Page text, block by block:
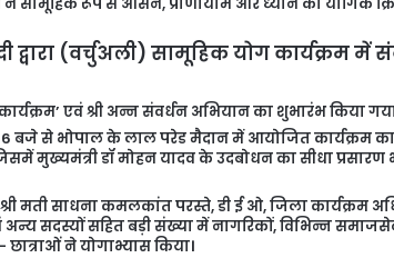
द्वारा (वर्चुअली) सामूहिक योग कार्यक्रम में
एवं श्री अन्न संवर्धन अभियान का शुभारंभ किया
6 बजे से भोपाल के लाल परेड मैदान में आयोजित कार्यक्रम
मुख्यमंत्री डॉ मोहन यादव के उदबोधन का सीधा प्रसारण
मती साधना कमलकांत परस्ते, डी ई ओ, जिला कार्यक्रम
अन्य सदस्यों सहित बड़ी संख्या में नागरिकों, विभिन्न
ने योगाभ्यास किया।